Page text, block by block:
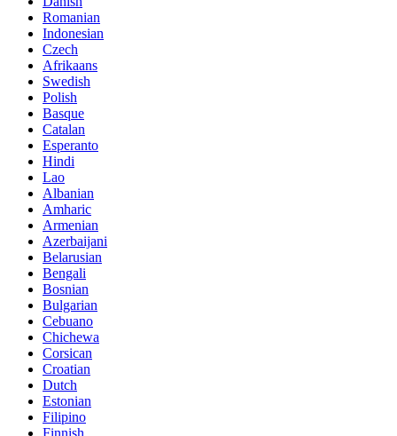
Romanian
Indonesian
Czech
Afrikaans
Swedish
Polish
Basque
Catalan
Esperanto
Hindi
Lao
Albanian
Amharic
Armenian
Azerbaijani
Belarusian
Bengali
Bosnian
Bulgarian
Cebuano
Chichewa
Corsican
Croatian
Dutch
Estonian
Filipino
Finnish